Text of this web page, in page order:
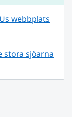
webbplats
stora sjöarna